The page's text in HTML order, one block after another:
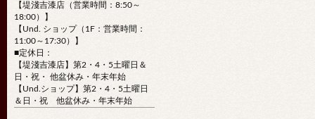
【堤淺吉漆店（営業時間：8:50～
18:00）】
【Und. ショップ（1F：営業時間：
11:00～17:30）】
■定休日：
【堤淺吉漆店】第2・4・5土曜日＆
日・祝・ 他盆休み・年末年始
【Und.ショップ】第2・4・5土曜日
＆日・祝 他盆休み・年末年始